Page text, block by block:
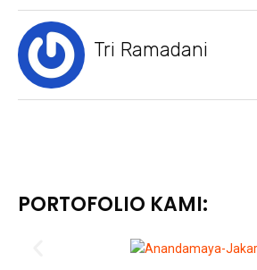
Tri Ramadani
PORTOFOLIO KAMI: